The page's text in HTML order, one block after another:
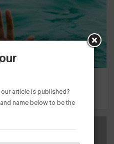
की चपेट में आकर बहा
article is published?
name below to be the